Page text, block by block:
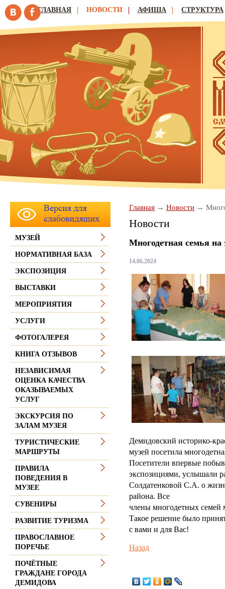
ГЛАВНАЯ НОВОСТИ АФИША СТРУКТУРА
Главная Новости
Новости
Многодетная семья на
14.06.2024
Демидовский историко-
музей посетила
Посетители впервые
экспозициями, услышали
Солдатенковой С.А. о
района. Все
члены многодетных семей
Такое решение было
с вами и для Вас!
Назад
МУЗЕЙ
НОРМАТИВНАЯ БАЗА
ЭКСПОЗИЦИЯ
ВЫСТАВКИ
МЕРОПРИЯТИЯ
УСЛУГИ
ФОТОГАЛЕРЕЯ
КНИГА ОТЗЫВОВ
НЕЗАВИСИМАЯ
ОЦЕНКА КАЧЕСТВА
ОКАЗЫВАЕМЫХ
УСЛУГ
ЭКСКУРСИЯ ПО
ЗАЛАМ МУЗЕЯ
ТУРИСТИЧЕСКИЕ
МАРШРУТЫ
ПРАВИЛА
ПОВЕДЕНИЯ В
МУЗЕЕ
СУВЕНИРЫ
РАЗВИТИЕ ТУРИЗМА
ПРАВОСЛАВНОЕ
ПОРЕЧЬЕ
ПОЧЁТНЫЕ
ГРАЖДАНЕ ГОРОДА
ДЕМИДОВА